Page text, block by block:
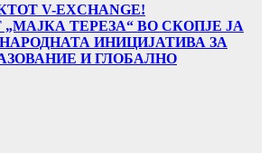
V-EXCHANGE!
ТЕРЕЗА“ ВО СКОПЈЕ ЈА
ИНИЦИЈАТИВА ЗА
И ГЛОБАЛНО